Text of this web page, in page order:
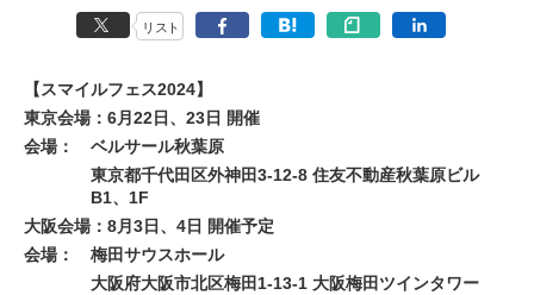
リスト
【スマイルフェス2024】
東京会場：6月22日、23日 開催
会場：
ベルサール秋葉原
東京都千代田区外神田3-12-8 住友不動産秋葉原ビル
B1、1F
大阪会場：8月3日、4日 開催予定
会場：
梅田サウスホール
大阪府大阪市北区梅田1-13-1 大阪梅田ツインタワー